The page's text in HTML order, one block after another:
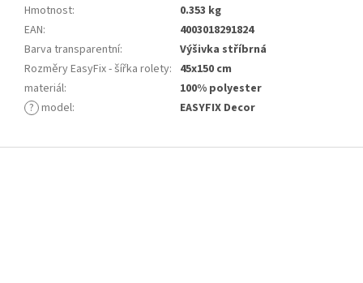
Hmotnost:
0.353 kg
EAN:
4003018291824
Barva transparentní:
Výšivka stříbrná
Rozměry EasyFix - šířka rolety: 45x150 cm
materiál:
100% polyester
? model: EASYFIX Decor